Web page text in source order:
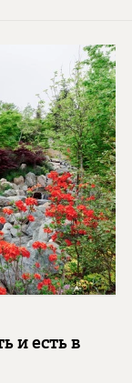
и есть в